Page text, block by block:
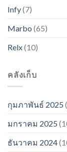
Infy(7)
Marbo (65)
Relx(10)
คลังเก็บ
กุมภาพันธ์ 2025
มกราคม 2025
ธันวาคม 2024